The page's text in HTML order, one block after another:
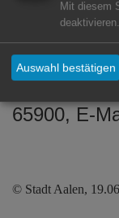
Tilo Nitsche,
65900, E-
© Stadt Aalen,
Mit diesem
deaktivieren.
Auswahl bestätigen